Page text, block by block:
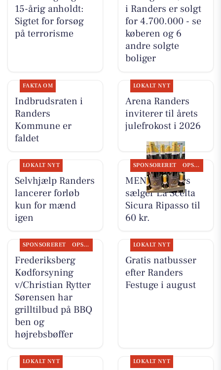
15-årig anholdt:
Sigtet for forsøg
på terrorisme
i Randers er solgt
for 4.700.000 - se
køberen og 6
andre solgte
boliger
FAKTA OM
Indbrudsraten i
Randers
Kommune er
faldet
LOKALT NYT
Arena Randers
inviterer til årets
julefrokost i 2026
LOKALT NYT
Selvhjælp Randers
lancerer forløb
kun for mænd
igen
SPONSORERET OPSLAGSTAVLEN
MENY Randers
sælger La Scelta
Sicura Ripasso til
60 kr.
SPONSORERET OPSLAGSTAVLEN
Frederiksberg
Kødforsyning
v/Christian Rytter
Sørensen har
grilltilbud på BBQ
ben og
højrebsbøffer
LOKALT NYT
Gratis natbusser
efter Randers
Festuge i august
LOKALT NYT LOKALT NYT